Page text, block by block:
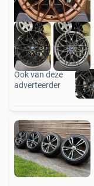
Ook van deze
adverteerder